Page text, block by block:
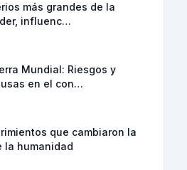
más grandes de la
influenc…
Mundial: Riesgos y
en el con…
que cambiaron la
la humanidad